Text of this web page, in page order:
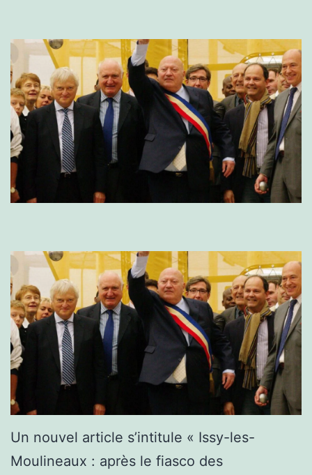
Un nouvel article s’intitule « Issy-les-
Moulineaux : après le fiasco des